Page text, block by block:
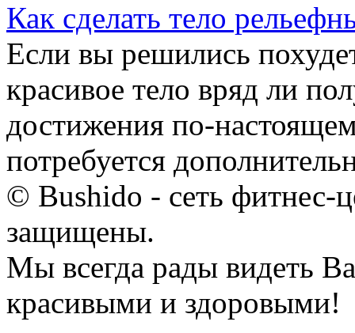
Как сделать тело
Если вы решились
красивое тело вряд ли
достижения по-
потребуется
© Bushido - сеть фитнес-
защищены.
Мы всегда рады видеть
красивыми и здоровыми!